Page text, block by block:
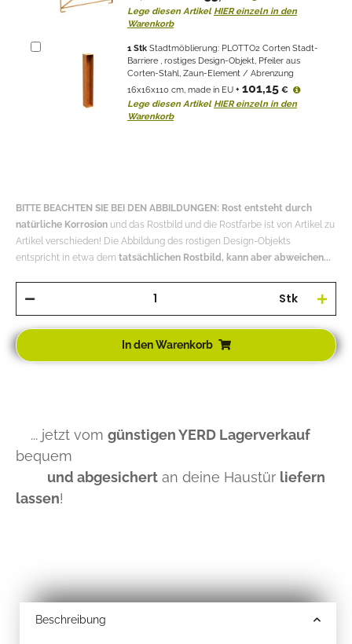
Lege diesen Artikel HIER einzeln in den
Warenkorb
1 Stk Stadtmöblierung: PLOTTO2 Corten Stadt-
Barriere , rostiges Design-Objekt, Pfeiler aus
Corten-Stahl, Zaun-Element / Abrenzung
16x16x110 cm, made in EU + 101,15 €
Lege diesen Artikel HIER einzeln in den
Warenkorb
BITTE BEACHTEN SIE BEI DEN ABBILDUNGEN: Rost entsteht durch
natürliche Korrosion und das Rostbild und die Rostfarbe ist von Artikel zu
Artikel verschieden! Die Abbildung des rostigen Design-Objekts
entspricht in etwa dem tatsächlichen Rostbild, kann aber abweichen...
Stk
In den Warenkorb
... jetzt vom günstigen YERD Lagerverkauf
bequem
und abgesichert an deine Haustür liefern
lassen!
Beschreibung